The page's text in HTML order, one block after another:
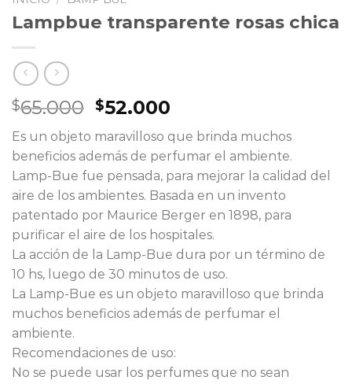
Lampbue transparente rosas chica
$65.000 El
precio
original
era:
$65.000.
$52.000
precio
actual
es:
$52.000.
Es un objeto maravilloso que brinda muchos
beneficios además de perfumar el ambiente.
Lamp-Bue fue pensada, para mejorar la calidad del
aire de los ambientes. Basada en un invento
patentado por Maurice Berger en 1898, para
purificar el aire de los hospitales.
La acción de la Lamp-Bue dura por un término de
10 hs, luego de 30 minutos de uso.
La Lamp-Bue es un objeto maravilloso que brinda
muchos beneficios además de perfumar el
ambiente.
Recomendaciones de uso:
No se puede usar los perfumes que no sean